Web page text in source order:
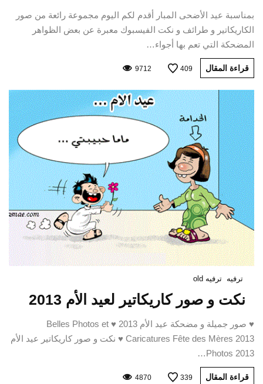
بمناسبة عيد الأضحى المبار أقدم لكم اليوم مجموعة رائعة من صور
الكاريكاتير و طرائف و نكت الفيسبوك معبرة عن بعض الظواهر
المضحكة التي تعم بها أجواء…
قراءة المقال 409
9712
ترفيه ترفيه old
نكت و صور كاريكاتير لعيد الأم 2013
♥ صور جميلة و مضحكة عيد الأم 2013 ♥ Belles Photos et
Caricatures Fête des Mères 2013 ♥ نكت و صور كاريكاتير عيد الأم
2013 Photos…
قراءة المقال 339
4870